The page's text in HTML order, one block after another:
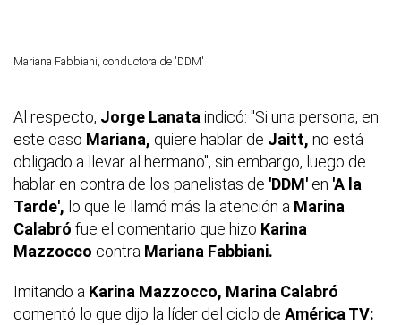
Mariana Fabbiani, conductora de 'DDM'
Al respecto, Jorge Lanata indicó: "Si una persona, en
este caso Mariana, quiere hablar de Jaitt, no está
obligado a llevar al hermano", sin embargo, luego de
hablar en contra de los panelistas de 'DDM' en 'A la
Tarde', lo que le llamó más la atención a Marina
Calabró fue el comentario que hizo Karina
Mazzocco contra Mariana Fabbiani.
Imitando a Karina Mazzocco, Marina Calabró
comentó lo que dijo la líder del ciclo de América TV: